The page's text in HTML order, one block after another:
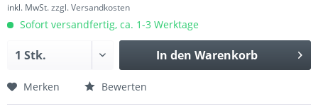
inkl. MwSt.zzgl. Versandkosten
Sofort versandfertig, ca. 1-3 Werktage
In den Warenkorb
Merken Bewerten